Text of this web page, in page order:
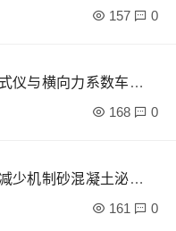
157 0
仪与横向力系数车数据
168 0
少机制砂混凝土泌水离
161 0